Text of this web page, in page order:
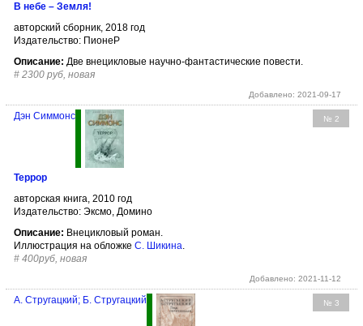
В небе – Земля!
авторский сборник, 2018 год
Издательство: ПионеР
Описание: Две внецикловые научно-фантастические повести.
# 2300 руб, новая
Добавлено: 2021-09-17
№ 2
Дэн Симмонс
Террор
авторская книга, 2010 год
Издательство: Эксмо, Домино
Описание: Внецикловый роман.
Иллюстрация на обложке С. Шикина.
# 400руб, новая
Добавлено: 2021-11-12
№ 3
А. Стругацкий; Б. Стругацкий